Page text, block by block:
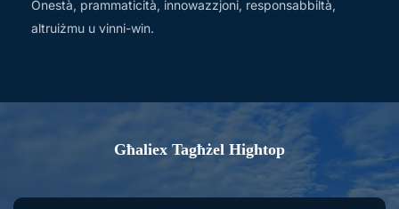
Onestà, prammaticità, innowazzjoni, responsabbiltà,
altruiżmu u vinni-win.
Għaliex Tagħżel Hightop